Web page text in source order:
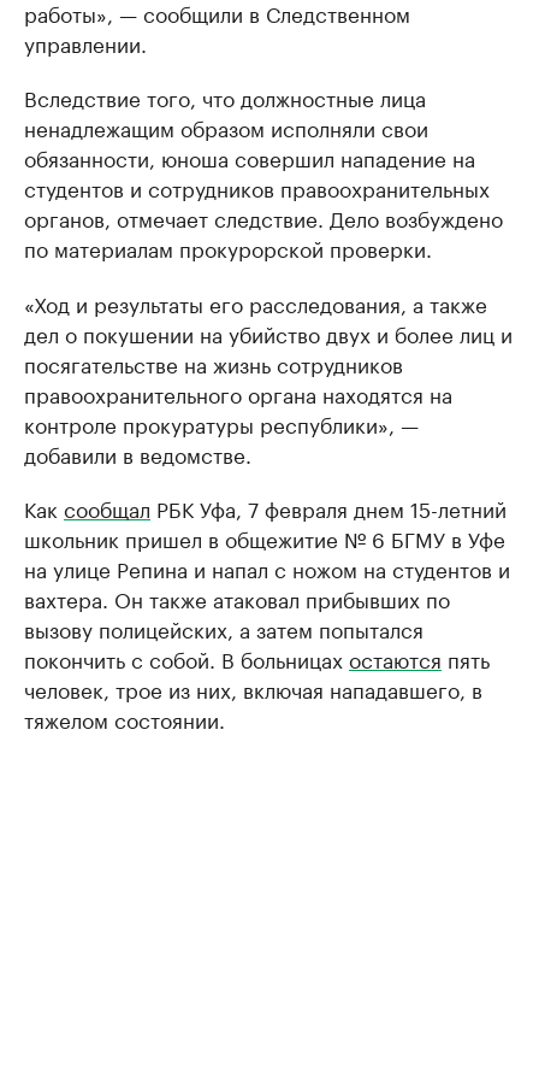
работы», — сообщили в Следственном
управлении.
Вследствие того, что должностные лица
ненадлежащим образом исполняли свои
обязанности, юноша совершил нападение на
студентов и сотрудников правоохранительных
органов, отмечает следствие. Дело возбуждено
по материалам прокурорской проверки.
«Ход и результаты его расследования, а также
дел о покушении на убийство двух и более лиц и
посягательстве на жизнь сотрудников
правоохранительного органа находятся на
контроле прокуратуры республики», —
добавили в ведомстве.
Как сообщал РБК Уфа, 7 февраля днем 15-летний
школьник пришел в общежитие № 6 БГМУ в Уфе
на улице Репина и напал с ножом на студентов и
вахтера. Он также атаковал прибывших по
вызову полицейских, а затем попытался
покончить с собой. В больницах остаются пять
человек, трое из них, включая нападавшего, в
тяжелом состоянии.